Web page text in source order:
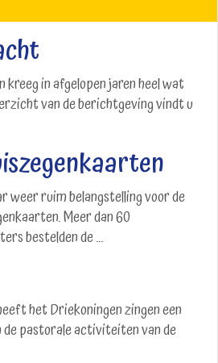
in afgelopen jaren heel wat
van de berichtgeving vindt u
weer ruim belangstelling voor de
Meer dan 60
bestelden de ...
het Driekoningen zingen een
pastorale activiteiten van de